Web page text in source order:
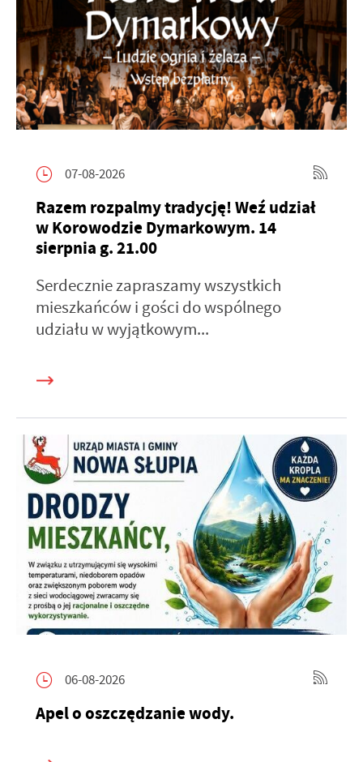
07-08-2026
Razem rozpalmy tradycję! Weź udział
w Korowodzie Dymarkowym. 14
sierpnia g. 21.00
Serdecznie zapraszamy wszystkich
mieszkańców i gości do wspólnego
udziału w wyjątkowym...
06-08-2026
Apel o oszczędzanie wody.